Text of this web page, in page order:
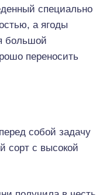
специально
а ягоды
большой
переносить
собой задачу
сорт с высокой